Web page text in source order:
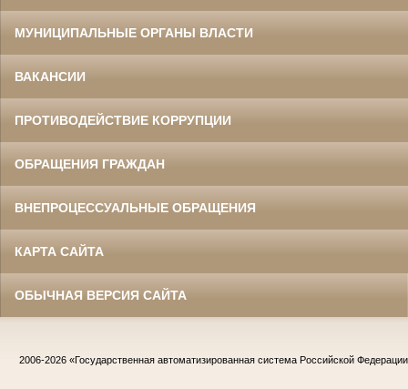
МУНИЦИПАЛЬНЫЕ ОРГАНЫ ВЛАСТИ
ВАКАНСИИ
ПРОТИВОДЕЙСТВИЕ КОРРУПЦИИ
ОБРАЩЕНИЯ ГРАЖДАН
ВНЕПРОЦЕССУАЛЬНЫЕ ОБРАЩЕНИЯ
КАРТА САЙТА
ОБЫЧНАЯ ВЕРСИЯ САЙТА
2006-2026 «Государственная автоматизированная система Российской